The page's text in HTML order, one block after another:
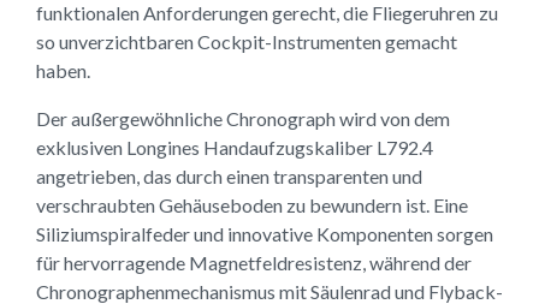
funktionalen Anforderungen gerecht, die Fliegeruhren zu
so unverzichtbaren Cockpit-Instrumenten gemacht
haben.
Der außergewöhnliche Chronograph wird von dem
exklusiven Longines Handaufzugskaliber L792.4
angetrieben, das durch einen transparenten und
verschraubten Gehäuseboden zu bewundern ist. Eine
Siliziumspiralfeder und innovative Komponenten sorgen
für hervorragende Magnetfeldresistenz, während der
Chronographenmechanismus mit Säulenrad und Flyback-